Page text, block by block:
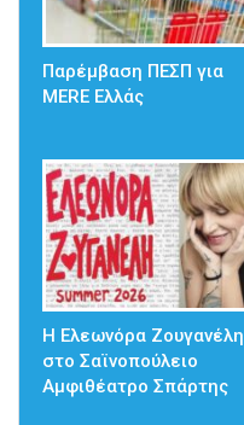
Παρέμβαση ΠΕΣΠ για
MERE Ελλάς
Η Ελεωνόρα Ζουγανέλη
στο Σαϊνοπούλειο
Αμφιθέατρο Σπάρτης